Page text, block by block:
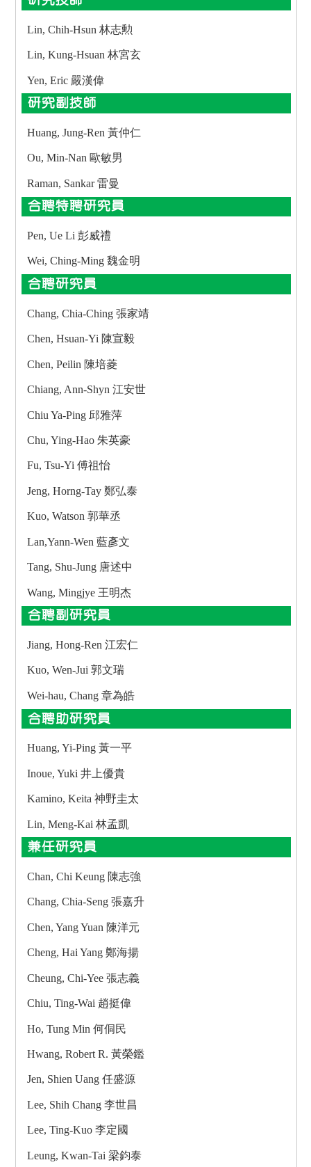
Lin, Chih-Hsun 林志勲
Lin, Kung-Hsuan 林宮玄
Yen, Eric 嚴漢偉
研究副技師
Huang, Jung-Ren 黃仲仁
Ou, Min-Nan 歐敏男
Raman, Sankar 雷曼
合聘特聘研究員
Pen, Ue Li 彭威禮
Wei, Ching-Ming 魏金明
合聘研究員
Chang, Chia-Ching 張家靖
Chen, Hsuan-Yi 陳宣毅
Chen, Peilin 陳培菱
Chiang, Ann-Shyn 江安世
Chiu Ya-Ping 邱雅萍
Chu, Ying-Hao 朱英豪
Fu, Tsu-Yi 傅祖怡
Jeng, Horng-Tay 鄭弘泰
Kuo, Watson 郭華丞
Lan,Yann-Wen 藍彥文
Tang, Shu-Jung 唐述中
Wang, Mingjye 王明杰
合聘副研究員
Jiang, Hong-Ren 江宏仁
Kuo, Wen-Jui 郭文瑞
Wei-hau, Chang 章為皓
合聘助研究員
Huang, Yi-Ping 黃一平
Inoue, Yuki 井上優貴
Kamino, Keita 神野圭太
Lin, Meng-Kai 林孟凱
兼任研究員
Chan, Chi Keung 陳志強
Chang, Chia-Seng 張嘉升
Chen, Yang Yuan 陳洋元
Cheng, Hai Yang 鄭海揚
Cheung, Chi-Yee 張志義
Chiu, Ting-Wai 趙挺偉
Ho, Tung Min 何侗民
Hwang, Robert R. 黃榮鑑
Jen, Shien Uang 任盛源
Lee, Shih Chang 李世昌
Lee, Ting-Kuo 李定國
Leung, Kwan-Tai 梁鈞泰